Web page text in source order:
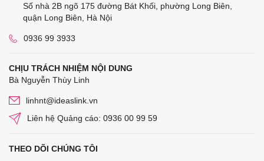
Số nhà 2B ngõ 175 đường Bát Khối, phường Long Biên,
quận Long Biên, Hà Nội
0936 99 3933
CHỊU TRÁCH NHIỆM NỘI DUNG
Bà Nguyễn Thùy Linh
linhnt@ideaslink.vn
Liên hệ Quảng cáo: 0936 00 99 59
THEO DÕI CHÚNG TÔI